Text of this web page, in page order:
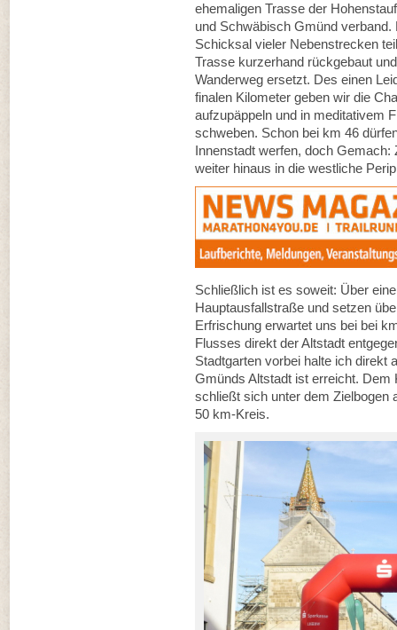
ehemaligen Trasse der
und Schwäbisch Gmünd
Schicksal vieler Nebenstrecken
Trasse kurzerhand rückgebaut
Wanderweg ersetzt. Des einen
finalen Kilometer geben wir die
aufzupäppeln und in meditativem
schweben. Schon bei km 46
Innenstadt werfen, doch
weiter hinaus in die westliche
Schließlich ist es soweit: Über
Hauptausfallstraße und setzen
Erfrischung erwartet uns bei bei
Flusses direkt der Altstadt
Stadtgarten vorbei halte ich direkt
Gmünds Altstadt ist erreicht.
schließt sich unter dem Zielbogen
50 km-Kreis.